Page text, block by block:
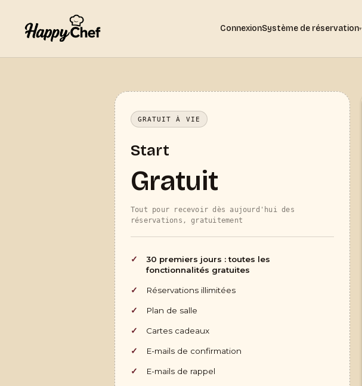
ConnexionSystème de réservation▾
GRATUIT À VIE
Start
Gratuit
Tout pour recevoir dès aujourd'hui des
réservations, gratuitement
30 premiers jours : toutes les
fonctionnalités gratuites
Réservations illimitées
Plan de salle
Cartes cadeaux
E-mails de confirmation
E-mails de rappel